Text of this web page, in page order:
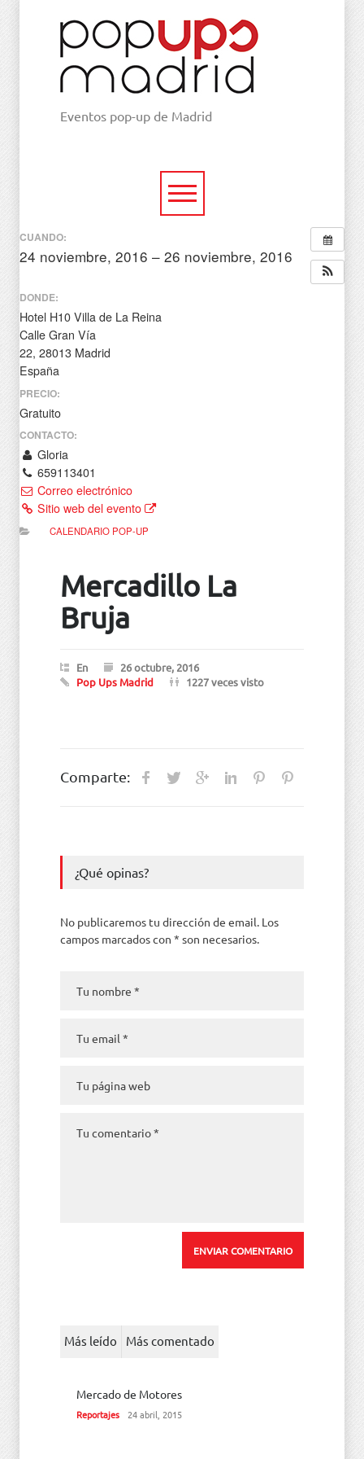
Eventos pop-up de Madrid
CUANDO:
24 noviembre, 2016 – 26 noviembre, 2016
DONDE:
Hotel H10 Villa de La Reina
Calle Gran Vía
22, 28013 Madrid
España
PRECIO:
Gratuito
CONTACTO:
Gloria
659113401
Correo electrónico
Sitio web del evento
CALENDARIO POP-UP
Mercadillo La
Bruja
En
26 octubre, 2016
Pop Ups Madrid
1227 veces visto
Comparte:
¿Qué opinas?
No publicaremos tu dirección de email. Los
campos marcados con * son necesarios.
Más leído Más comentado
Mercado de Motores
Reportajes 24 abril, 2015